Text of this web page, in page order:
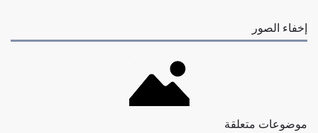
إخفاء الصور
موضوعات متعلقة